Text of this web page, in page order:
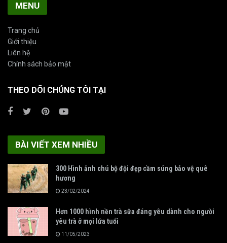
MENU
Trang chủ
Giới thiệu
Liên hệ
Chính sách bảo mật
THEO DÕI CHÚNG TÔI TẠI
BÀI VIẾT XEM NHIỀU
300 Hình ảnh chú bộ đội đẹp cầm súng bảo vệ quê
hương
23/02/2024
Hơn 1000 hình nền trà sữa đáng yêu dành cho người
yêu trà ở mọi lứa tuổi
11/05/2023